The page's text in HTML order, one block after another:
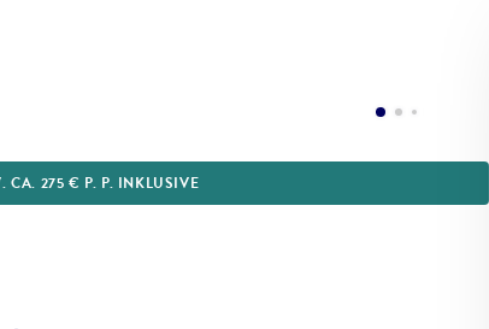
CA. 275 € P. P. INKLUSIVE